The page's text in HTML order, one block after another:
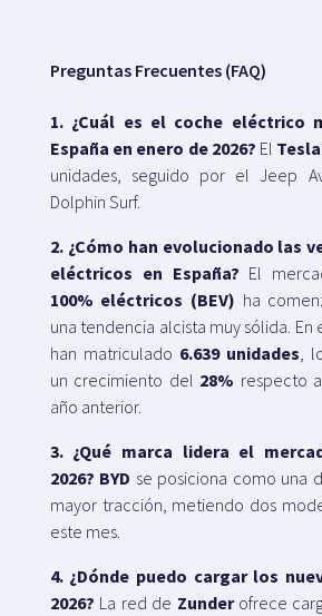
Preguntas Frecuentes (FAQ)
1. ¿Cuál es el coche eléctrico
España en enero de 2026? El
unidades, seguido por el Jeep
Dolphin Surf.
2. ¿Cómo han evolucionado las
eléctricos en España? El
100% eléctricos (BEV) ha
una tendencia alcista muy sólida. En
han matriculado 6.639 unidades,
un crecimiento del 28% respecto
año anterior.
3. ¿Qué marca lidera el
2026? BYD se posiciona como una
mayor tracción, metiendo dos
este mes.
4. ¿Dónde puedo cargar los
2026? La red de Zunderofrece